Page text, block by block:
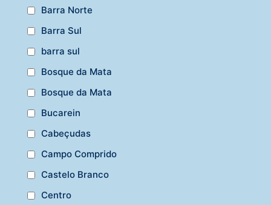
Barra Norte
Barra Sul
barra sul
Bosque da Mata
Bosque da Mata
Bucarein
Cabeçudas
Campo Comprido
Castelo Branco
Centro